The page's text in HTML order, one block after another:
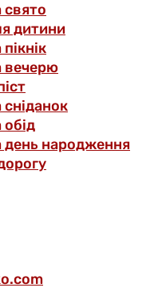
дитини
вечерю
день народження